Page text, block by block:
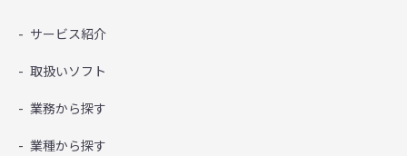
サービス紹介
取扱いソフト
業務から探す
業種から探す